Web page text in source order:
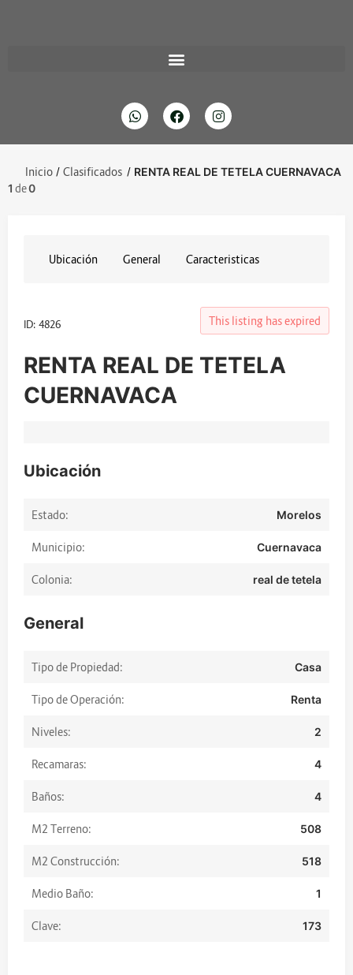
Inicio / Clasificados / RENTA REAL DE TETELA CUERNAVACA
1 de0
Ubicación General Caracteristicas
ID: 4826 This listing has expired
RENTA REAL DE TETELA
CUERNAVACA
Ubicación
Estado: Morelos
Municipio: Cuernavaca
Colonia: real de tetela
General
Tipo de Propiedad: Casa
Tipo de Operación: Renta
Niveles: 2
Recamaras: 4
Baños: 4
M2 Terreno: 508
M2 Construcción: 518
Medio Baño: 1
Clave: 173